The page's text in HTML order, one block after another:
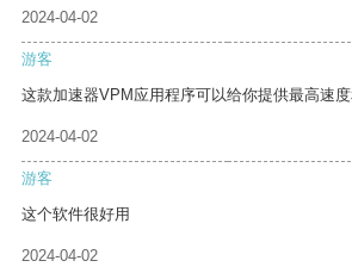
2024-04-02
游客
这款加速器VPM应用程序可以给你提供最高速度
2024-04-02
游客
这个软件很好用
2024-04-02